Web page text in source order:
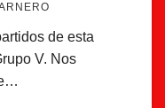
de esta
V. Nos